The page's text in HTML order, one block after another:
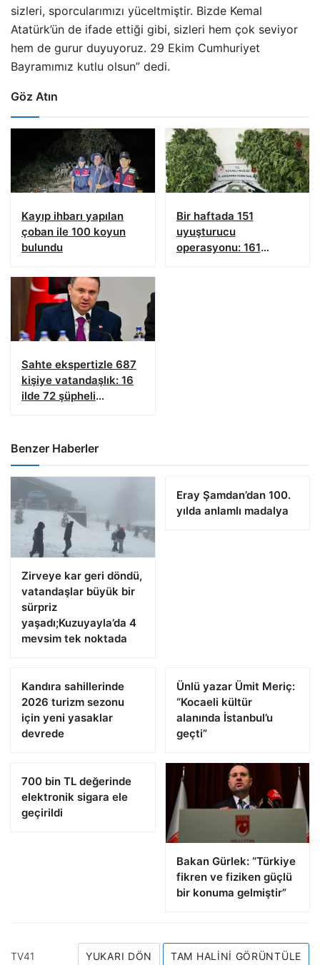
sizleri, sporcularımızı yüceltmiştir. Bizde Kemal
Atatürk’ün de ifade ettiği gibi, sizleri hem çok seviyor
hem de gurur duyuyoruz. 29 Ekim Cumhuriyet
Bayramımız kutlu olsun” dedi.
Göz Atın
Kayıp ihbarı yapılan
çoban ile 100 koyun
bulundu
Bir haftada 151
uyuşturucu
operasyonu: 161
Sahte ekspertizle 687
kişiye vatandaşlık: 16
ilde 72 şüpheli
Benzer Haberler
Zirveye kar geri döndü,
vatandaşlar büyük bir
sürpriz
yaşadı;Kuzuyayla’da 4
mevsim tek noktada
Eray Şamdan’dan 100.
yılda anlamlı madalya
Kandıra sahillerinde
2026 turizm sezonu
için yeni yasaklar
devrede
Ünlü yazar Ümit Meriç:
“Kocaeli kültür
alanında İstanbul’u
geçti”
700 bin TL değerinde
elektronik sigara ele
geçirildi
Bakan Gürlek: “Türkiye
fikren ve fiziken güçlü
bir konuma gelmiştir”
TV41 YUKARI DÖN TAM HALINI GÖRÜNTÜLE